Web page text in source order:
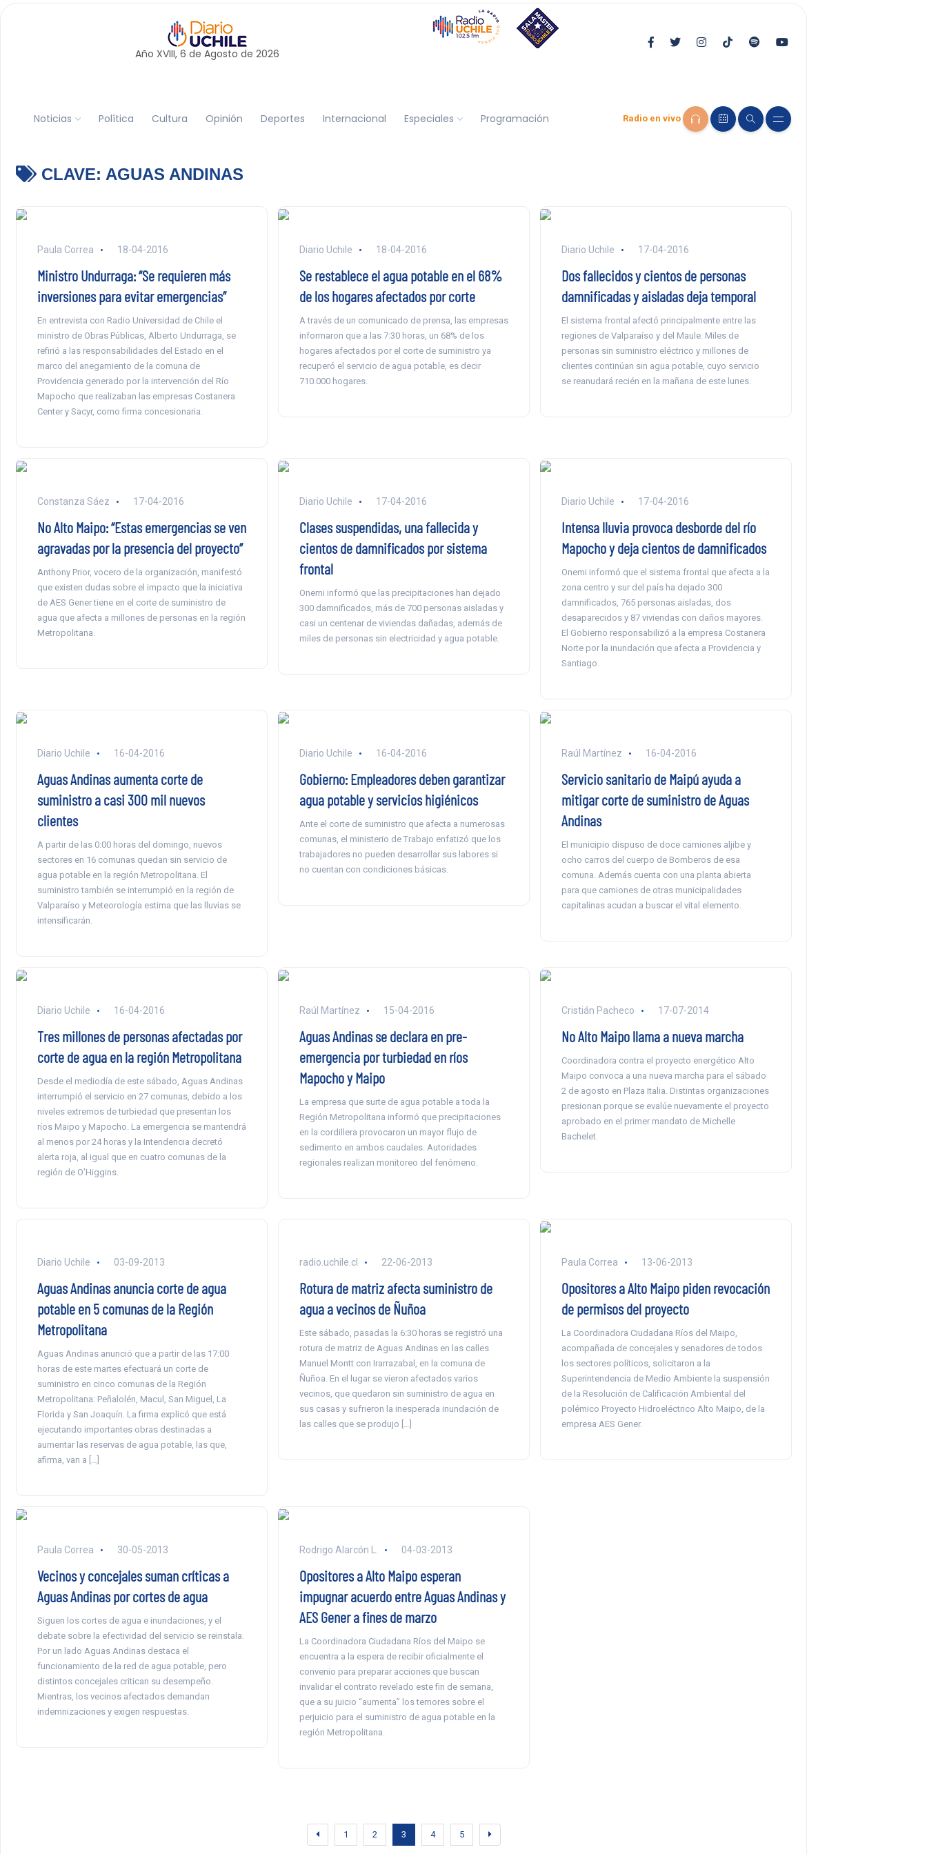
Año XVIII, 6 de Agosto de 2026
Noticias Política Cultura Opinión Deportes Internacional Especiales Programación Radio en vivo
CLAVE: AGUAS ANDINAS
Paula Correa 18-04-2016
Ministro Undurraga: “Se requieren más
inversiones para evitar emergencias”
En entrevista con Radio Universidad de Chile el
ministro de Obras Públicas, Alberto Undurraga, se
refirió a las responsabilidades del Estado en el
marco del anegamiento de la comuna de
Providencia generado por la intervención del Río
Mapocho que realizaban las empresas Costanera
Center y Sacyr, como firma concesionaria.
Diario Uchile 18-04-2016
Se restablece el agua potable en el 68%
de los hogares afectados por corte
A través de un comunicado de prensa, las empresas
informaron que a las 7:30 horas, un 68% de los
hogares afectados por el corte de suministro ya
recuperó el servicio de agua potable, es decir
710.000 hogares.
Diario Uchile 17-04-2016
Dos fallecidos y cientos de personas
damnificadas y aisladas deja temporal
El sistema frontal afectó principalmente entre las
regiones de Valparaíso y del Maule. Miles de
personas sin suministro eléctrico y millones de
clientes continúan sin agua potable, cuyo servicio
se reanudará recién en la mañana de este lunes.
Constanza Sáez 17-04-2016
No Alto Maipo: “Estas emergencias se ven
agravadas por la presencia del proyecto”
Anthony Prior, vocero de la organización, manifestó
que existen dudas sobre el impacto que la iniciativa
de AES Gener tiene en el corte de suministro de
agua que afecta a millones de personas en la región
Metropolitana.
Diario Uchile 17-04-2016
Clases suspendidas, una fallecida y
cientos de damnificados por sistema
frontal
Onemi informó que las precipitaciones han dejado
300 damnificados, más de 700 personas aisladas y
casi un centenar de viviendas dañadas, además de
miles de personas sin electricidad y agua potable.
Diario Uchile 17-04-2016
Intensa lluvia provoca desborde del río
Mapocho y deja cientos de damnificados
Onemi informó que el sistema frontal que afecta a la
zona centro y sur del país ha dejado 300
damnificados, 765 personas aisladas, dos
desaparecidos y 87 viviendas con daños mayores.
El Gobierno responsabilizó a la empresa Costanera
Norte por la inundación que afecta a Providencia y
Santiago.
Diario Uchile 16-04-2016
Aguas Andinas aumenta corte de
suministro a casi 300 mil nuevos
clientes
A partir de las 0:00 horas del domingo, nuevos
sectores en 16 comunas quedan sin servicio de
agua potable en la región Metropolitana. El
suministro también se interrumpió en la región de
Valparaíso y Meteorología estima que las lluvias se
intensificarán.
Diario Uchile 16-04-2016
Gobierno: Empleadores deben garantizar
agua potable y servicios higiénicos
Ante el corte de suministro que afecta a numerosas
comunas, el ministerio de Trabajo enfatizó que los
trabajadores no pueden desarrollar sus labores si
no cuentan con condiciones básicas.
Raúl Martínez 16-04-2016
Servicio sanitario de Maipú ayuda a
mitigar corte de suministro de Aguas
Andinas
El municipio dispuso de doce camiones aljibe y
ocho carros del cuerpo de Bomberos de esa
comuna. Además cuenta con una planta abierta
para que camiones de otras municipalidades
capitalinas acudan a buscar el vital elemento.
Diario Uchile 16-04-2016
Tres millones de personas afectadas por
corte de agua en la región Metropolitana
Desde el mediodía de este sábado, Aguas Andinas
interrumpió el servicio en 27 comunas, debido a los
niveles extremos de turbiedad que presentan los
ríos Maipo y Mapocho. La emergencia se mantendrá
al menos por 24 horas y la Intendencia decretó
alerta roja, al igual que en cuatro comunas de la
región de O’Higgins.
Raúl Martínez 15-04-2016
Aguas Andinas se declara en pre-
emergencia por turbiedad en ríos
Mapocho y Maipo
La empresa que surte de agua potable a toda la
Región Metropolitana informó que precipitaciones
en la cordillera provocaron un mayor flujo de
sedimento en ambos caudales. Autoridades
regionales realizan monitoreo del fenómeno.
Cristián Pacheco 17-07-2014
No Alto Maipo llama a nueva marcha
Coordinadora contra el proyecto energético Alto
Maipo convoca a una nueva marcha para el sábado
2 de agosto en Plaza Italia. Distintas organizaciones
presionan porque se evalúe nuevamente el proyecto
aprobado en el primer mandato de Michelle
Bachelet.
Diario Uchile 03-09-2013
Aguas Andinas anuncia corte de agua
potable en 5 comunas de la Región
Metropolitana
Aguas Andinas anunció que a partir de las 17:00
horas de este martes efectuará un corte de
suministro en cinco comunas de la Región
Metropolitana: Peñalolén, Macul, San Miguel, La
Florida y San Joaquín. La firma explicó que está
ejecutando importantes obras destinadas a
aumentar las reservas de agua potable, las que,
afirma, van a […]
radio.uchile.cl 22-06-2013
Rotura de matriz afecta suministro de
agua a vecinos de Ñuñoa
Este sábado, pasadas la 6:30 horas se registró una
rotura de matriz de Aguas Andinas en las calles
Manuel Montt con Irarrazabal, en la comuna de
Ñuñoa. En el lugar se vieron afectados varios
vecinos, que quedaron sin suministro de agua en
sus casas y sufrieron la inesperada inundación de
las calles que se produjo […]
Paula Correa 13-06-2013
Opositores a Alto Maipo piden revocación
de permisos del proyecto
La Coordinadora Ciudadana Ríos del Maipo,
acompañada de concejales y senadores de todos
los sectores políticos, solicitaron a la
Superintendencia de Medio Ambiente la suspensión
de la Resolución de Calificación Ambiental del
polémico Proyecto Hidroeléctrico Alto Maipo, de la
empresa AES Gener.
Paula Correa 30-05-2013
Vecinos y concejales suman críticas a
Aguas Andinas por cortes de agua
Siguen los cortes de agua e inundaciones, y el
debate sobre la efectividad del servicio se reinstala.
Por un lado Aguas Andinas destaca el
funcionamiento de la red de agua potable, pero
distintos concejales critican su desempeño.
Mientras, los vecinos afectados demandan
indemnizaciones y exigen respuestas.
Rodrigo Alarcón L. 04-03-2013
Opositores a Alto Maipo esperan
impugnar acuerdo entre Aguas Andinas y
AES Gener a fines de marzo
La Coordinadora Ciudadana Ríos del Maipo se
encuentra a la espera de recibir oficialmente el
convenio para preparar acciones que buscan
invalidar el contrato revelado este fin de semana,
que a su juicio “aumenta” los temores sobre el
perjuicio para el suministro de agua potable en la
región Metropolitana.
1 2 3 4 5